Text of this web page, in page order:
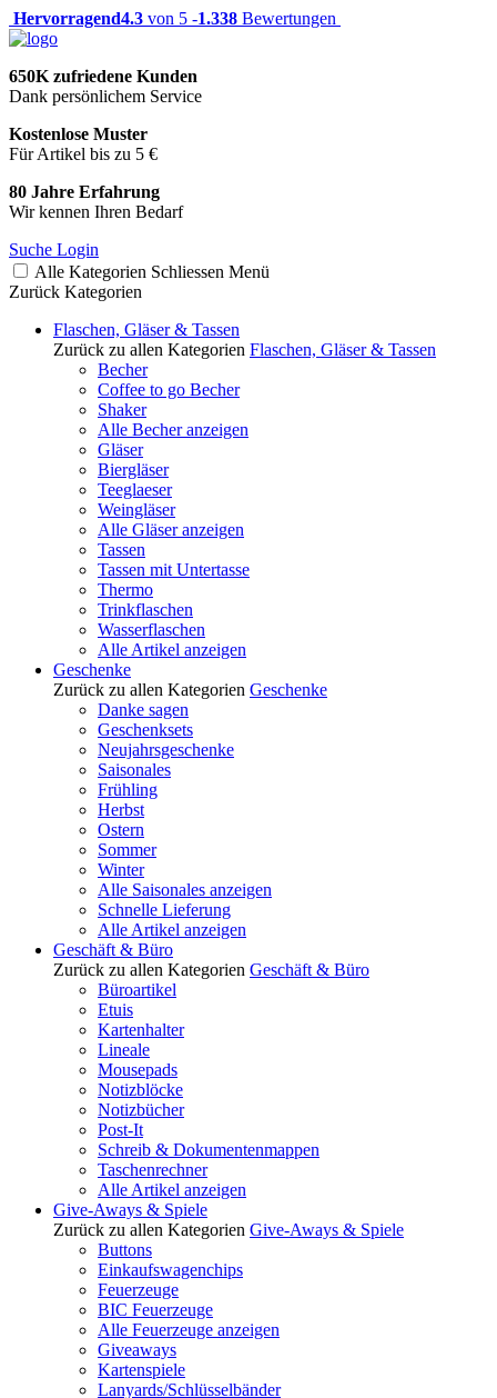
Hervorragend4.3 von 5 -1.338 Bewertungen
650K zufriedene Kunden
Dank persönlichem Service
Kostenlose Muster
Für Artikel bis zu 5 €
80 Jahre Erfahrung
Wir kennen Ihren Bedarf
Suche Login
Alle Kategorien Schliessen Menü
Zurück Kategorien
Flaschen, Gläser & Tassen
Zurück zu allen Kategorien Flaschen, Gläser & Tassen
Becher
Coffee to go Becher
Shaker
Alle Becher anzeigen
Gläser
Biergläser
Teeglaeser
Weingläser
Alle Gläser anzeigen
Tassen
Tassen mit Untertasse
Thermo
Trinkflaschen
Wasserflaschen
Alle Artikel anzeigen
Geschenke
Zurück zu allen Kategorien Geschenke
Danke sagen
Geschenksets
Neujahrsgeschenke
Saisonales
Frühling
Herbst
Ostern
Sommer
Winter
Alle Saisonales anzeigen
Schnelle Lieferung
Alle Artikel anzeigen
Geschäft & Büro
Zurück zu allen Kategorien Geschäft & Büro
Büroartikel
Etuis
Kartenhalter
Lineale
Mousepads
Notizblöcke
Notizbücher
Post-It
Schreib & Dokumentenmappen
Taschenrechner
Alle Artikel anzeigen
Give-Aways & Spiele
Zurück zu allen Kategorien Give-Aways & Spiele
Buttons
Einkaufswagenchips
Feuerzeuge
BIC Feuerzeuge
Alle Feuerzeuge anzeigen
Giveaways
Kartenspiele
Lanyards/Schlüsselbänder